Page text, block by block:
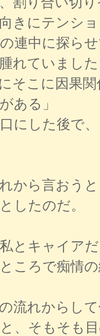
きにテンシ
連中に探ら
れていまし
こに因果関
ある」
にした後で
から言おう
したのだ。
とキャイア
ころで痴情
流れからし
、そもそも